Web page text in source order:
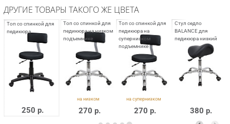
ДРУГИЕ ТОВАРЫ ТАКОГО ЖЕ ЦВЕТА
250 р. 270 р. 270 р. 380 р.